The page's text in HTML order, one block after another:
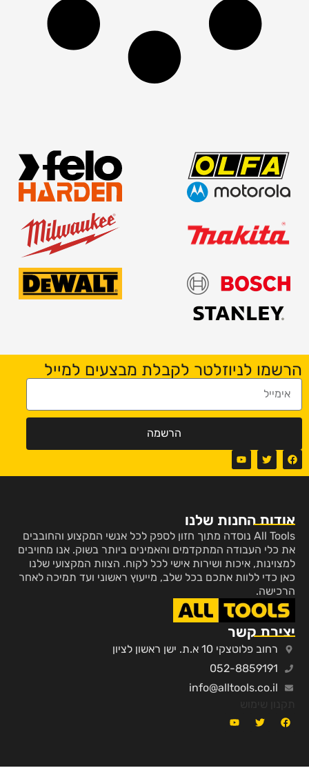
הרשמו לניוזלטר לקבלת מבצעים למייל
הרשמה
אודות החנות שלנו
All Tools נוסדה מתוך חזון לספק לכל אנשי המקצוע והחובבים
את כלי העבודה המתקדמים והאמינים ביותר בשוק. אנו מחויבים
למצוינות, איכות ושירות אישי לכל לקוח. הצוות המקצועי שלנו
כאן כדי ללוות אתכם בכל שלב, מייעוץ ראשוני ועד תמיכה לאחר
הרכישה.
יצירת קשר
רחוב פלוטצקי 10 א.ת. ישן ראשון לציון
052-8859191
info@alltools.co.il